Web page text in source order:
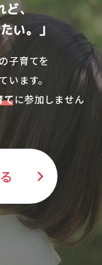
ど、
い。」
子育てを
います。
てに参加しません